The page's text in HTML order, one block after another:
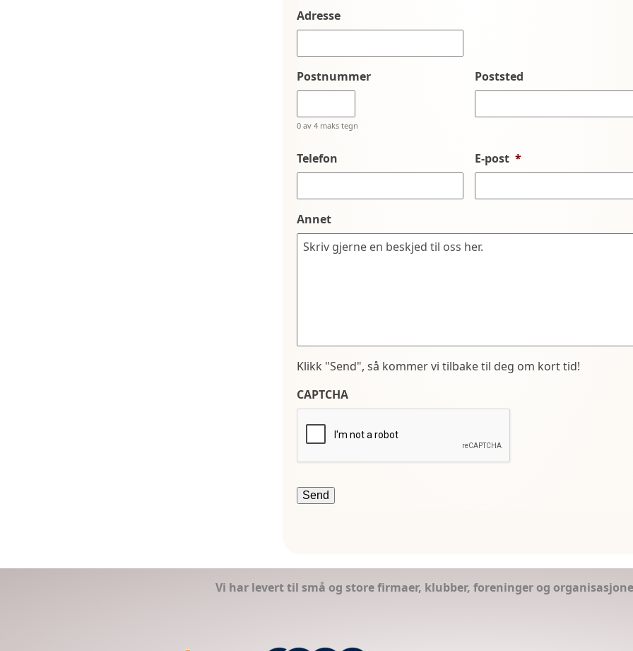
Adresse
Postnummer
0 av 4 maks tegn
Poststed
Telefon E-post *
Annet
Klikk "Send", så kommer vi tilbake til deg om kort tid!
CAPTCHA
Vi har levert til små og store firmaer, klubber, foreninger og